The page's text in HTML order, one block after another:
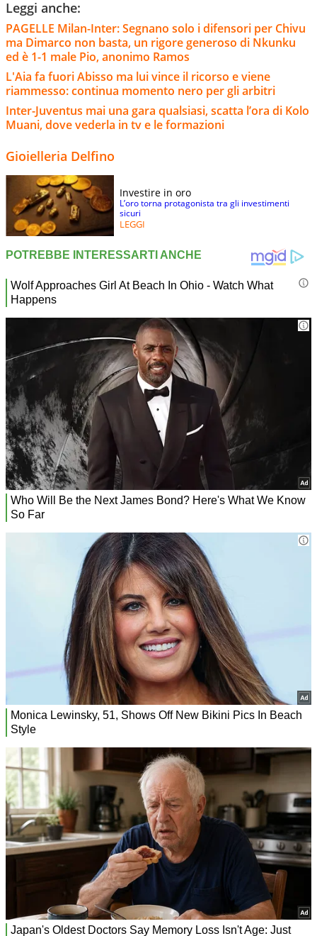
Leggi anche:
PAGELLE Milan-Inter: Segnano solo i difensori per Chivu
ma Dimarco non basta, un rigore generoso di Nkunku
ed è 1-1 male Pio, anonimo Ramos
L'Aia fa fuori Abisso ma lui vince il ricorso e viene
riammesso: continua momento nero per gli arbitri
Inter-Juventus mai una gara qualsiasi, scatta l’ora di Kolo
Muani, dove vederla in tv e le formazioni
Gioielleria Delfino
Investire in oro
L’oro torna protagonista tra gli investimenti
sicuri
LEGGI